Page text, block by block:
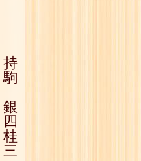
三
桂
四
銀
駒
持